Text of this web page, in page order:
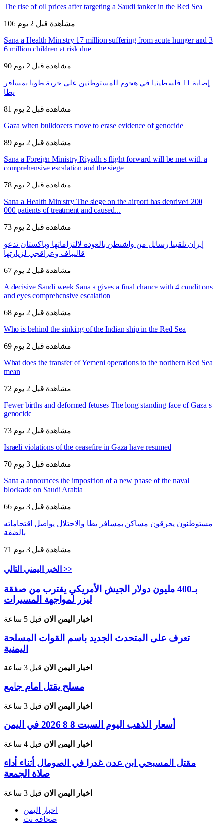
The rise of oil prices after targeting a Saudi tanker in the Red Sea
106 مشاهدة قبل 2 يوم
Sana a Health Ministry 17 million suffering from acute hunger and 3
6 million children at risk due...
90 مشاهدة قبل 2 يوم
إصابة 11 فلسطينيا في هجوم للمستوطنين على خربة طوبا بمسافر
يطا
81 مشاهدة قبل 2 يوم
Gaza when bulldozers move to erase evidence of genocide
89 مشاهدة قبل 2 يوم
Sana a Foreign Ministry Riyadh s flight forward will be met with a
comprehensive escalation and the siege...
78 مشاهدة قبل 2 يوم
Sana a Health Ministry The siege on the airport has deprived 200
000 patients of treatment and caused...
73 مشاهدة قبل 2 يوم
إيران تلقينا رسائل من واشنطن بالعودة لالتزاماتها وباكستان تدعو
قاليباف وعراقجي لزيارتها
67 مشاهدة قبل 2 يوم
A decisive Saudi week Sana a gives a final chance with 4 conditions
and eyes comprehensive escalation
68 مشاهدة قبل 2 يوم
Who is behind the sinking of the Indian ship in the Red Sea
69 مشاهدة قبل 2 يوم
What does the transfer of Yemeni operations to the northern Red Sea
mean
72 مشاهدة قبل 2 يوم
Fewer births and deformed fetuses The long standing face of Gaza s
genocide
73 مشاهدة قبل 2 يوم
Israeli violations of the ceasefire in Gaza have resumed
70 مشاهدة قبل 3 يوم
Sana a announces the imposition of a new phase of the naval
blockade on Saudi Arabia
66 مشاهدة قبل 3 يوم
مستوطنون يحرقون مساكن بمسافر يطا والاحتلال يواصل اقتحاماته
بالضفة
71 مشاهدة قبل 3 يوم
الخبر اليمني التالي >>
بـ400 مليون دولار الجيش الأمريكي يقترب من صفقة
ليزر لمواجهة المسيرات
اخبار اليمن الان قبل 5 ساعة
تعرف على المتحدث الجديد باسم القوات المسلحة
اليمنية
اخبار اليمن الان قبل 3 ساعة
مسلح يقتل امام جامع
اخبار اليمن الان قبل 3 ساعة
أسعار الذهب اليوم السبت 8 8 2026 في اليمن
اخبار اليمن الان قبل 4 ساعة
مقتل المسبحي ابن عدن غدرا في الصومال أثناء أداء
صلاة الجمعة
اخبار اليمن الان قبل 3 ساعة
اخبار اليمن
صحافه نت